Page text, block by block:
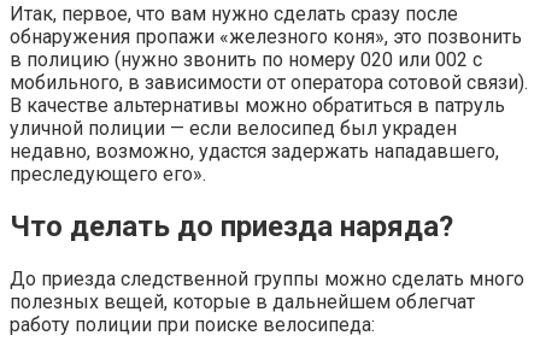
Итак, первое, что вам нужно сделать сразу после
обнаружения пропажи «железного коня», это позвонить
в полицию (нужно звонить по номеру 020 или 002 с
мобильного, в зависимости от оператора сотовой связи).
В качестве альтернативы можно обратиться в патруль
уличной полиции — если велосипед был украден
недавно, возможно, удастся задержать нападавшего,
преследующего его».
Что делать до приезда наряда?
До приезда следственной группы можно сделать много
полезных вещей, которые в дальнейшем облегчат
работу полиции при поиске велосипеда: